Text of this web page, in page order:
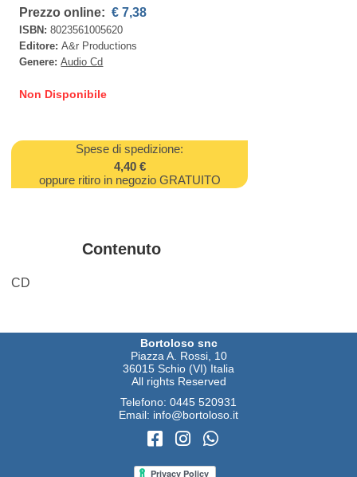
Prezzo online: € 7,38
ISBN:8023561005620
Editore:A&r Productions
Genere:Audio Cd
Non Disponibile
Spese di spedizione:
4,40 €
oppure ritiro in negozio GRATUITO
Contenuto
CD
Bortoloso snc
Piazza A. Rossi, 10
36015 Schio (VI) Italia
All rights Reserved
Telefono: 0445 520931
Email: info@bortoloso.it